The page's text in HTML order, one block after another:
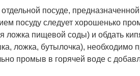
посуде,
посуду следует хорошенько
ложка пищевой соды) и обдать
ложка, бутылочка), необходимо
промыв в горячей воде с